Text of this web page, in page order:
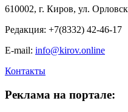
610002, г. Киров, ул.
Редакция: +7(8332) 42-46-17
E-mail: info@kirov.online
Контакты
Реклама на портале: